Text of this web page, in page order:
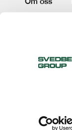
Följ oss: